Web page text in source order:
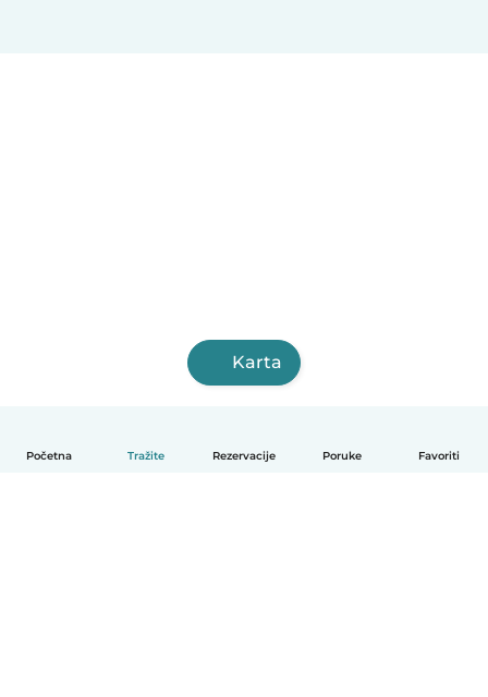
Početna Tražite Rezervacije Poruke Favoriti
Karta